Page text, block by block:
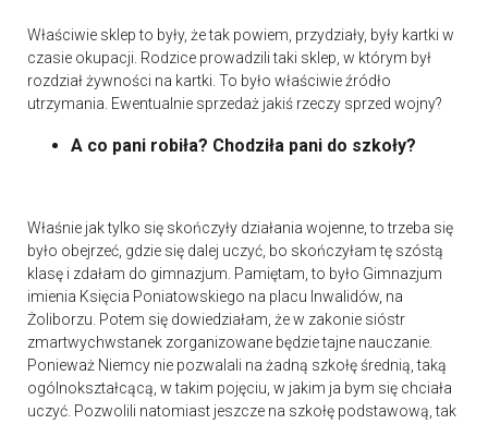
Właściwie sklep to były, że tak powiem, przydziały, były kartki w
czasie okupacji. Rodzice prowadzili taki sklep, w którym był
rozdział żywności na kartki. To było właściwie źródło
utrzymania. Ewentualnie sprzedaż jakiś rzeczy sprzed wojny?
A co pani robiła? Chodziła pani do szkoły?
Właśnie jak tylko się skończyły działania wojenne, to trzeba się
było obejrzeć, gdzie się dalej uczyć, bo skończyłam tę szóstą
klasę i zdałam do gimnazjum. Pamiętam, to było Gimnazjum
imienia Księcia Poniatowskiego na placu Inwalidów, na
Żoliborzu. Potem się dowiedziałam, że w zakonie sióstr
zmartwychwstanek zorganizowane będzie tajne nauczanie.
Ponieważ Niemcy nie pozwalali na żadną szkołę średnią, taką
ogólnokształcącą, w takim pojęciu, w jakim ja bym się chciała
uczyć. Pozwolili natomiast jeszcze na szkołę podstawową, tak